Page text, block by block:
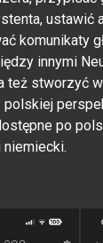
ustawić
komunikaty
innymi
też stworzyć
polskiej
po